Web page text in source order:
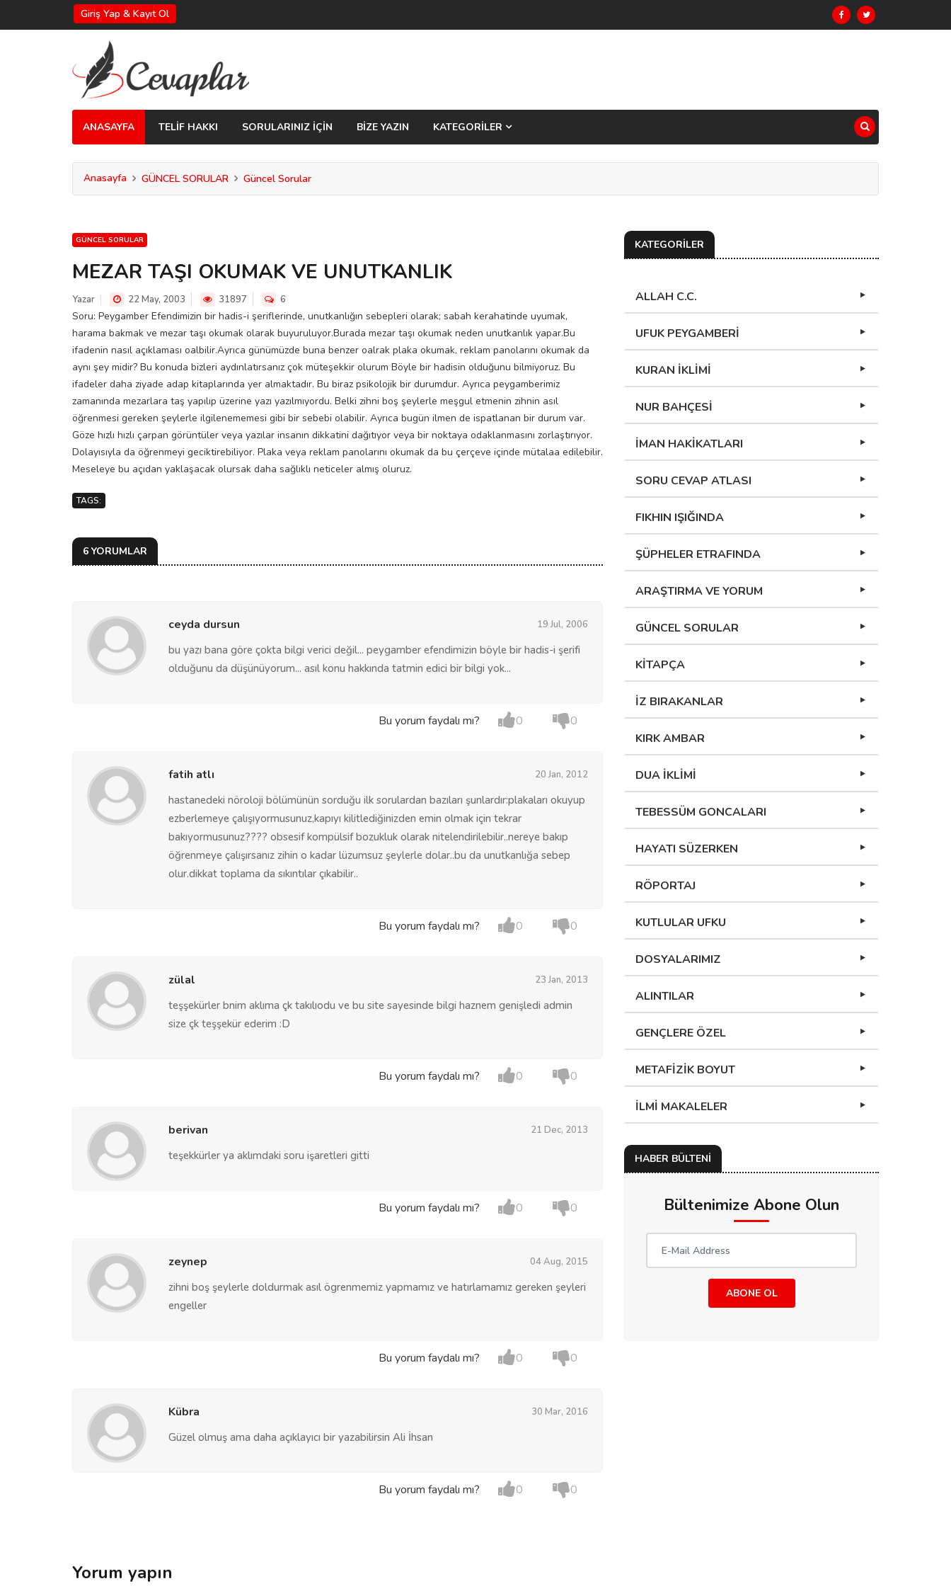
Giriş Yap & Kayıt Ol
ANASAYFA TELİF HAKKI SORULARINIZ İÇİN BİZE YAZIN KATEGORİLER
Anasayfa GÜNCEL SORULAR Güncel Sorular
GÜNCEL SORULAR
MEZAR TAŞI OKUMAK VE UNUTKANLIK
Yazar 22 May, 2003 31897 6
Soru: Peygamber Efendimizin bir hadis-i şeriflerinde, unutkanlığın sebepleri olarak; sabah kerahatinde uyumak,
harama bakmak ve mezar taşı okumak olarak buyuruluyor.Burada mezar taşı okumak neden unutkanlık yapar.Bu
ifadenin nasıl açıklaması oalbilir.Ayrıca günümüzde buna benzer oalrak plaka okumak, reklam panolarını okumak da
aynı şey midir? Bu konuda bizleri aydınlatırsanız çok müteşekkir olurum Böyle bir hadisin olduğunu bilmiyoruz. Bu
ifadeler daha ziyade adap kitaplarında yer almaktadır. Bu biraz psikolojik bir durumdur. Ayrıca peygamberimiz
zamanında mezarlara taş yapılıp üzerine yazı yazılmıyordu. Belki zihni boş şeylerle meşgul etmenin zihnin asıl
öğrenmesi gereken şeylerle ilgilenememesi gibi bir sebebi olabilir. Ayrıca bugün ilmen de ispatlanan bir durum var.
Göze hızlı hızlı çarpan görüntüler veya yazılar insanın dikkatini dağıtıyor veya bir noktaya odaklanmasını zorlaştırıyor.
Dolayısıyla da öğrenmeyi geciktirebiliyor. Plaka veya reklam panolarını okumak da bu çerçeve içinde mütalaa edilebilir.
Meseleye bu açıdan yaklaşacak olursak daha sağlıklı neticeler almış oluruz.
TAGS:
6 YORUMLAR
ceyda dursun 19 Jul, 2006
bu yazı bana göre çokta bilgi verici değil... peygamber efendimizin böyle bir hadis-i şerifi
olduğunu da düşünüyorum... asıl konu hakkında tatmin edici bir bilgi yok...
Bu yorum faydalı mı? 0 0
fatih atlı 20 Jan, 2012
hastanedeki nöroloji bölümünün sorduğu ilk sorulardan bazıları şunlardır:plakaları okuyup
ezberlemeye çalışıyormusunuz,kapıyı kilitlediğinizden emin olmak için tekrar
bakıyormusunuz???? obsesif kompülsif bozukluk olarak nitelendirilebilir..nereye bakıp
öğrenmeye çalışırsanız zihin o kadar lüzumsuz şeylerle dolar..bu da unutkanlığa sebep
olur.dikkat toplama da sıkıntılar çıkabilir..
Bu yorum faydalı mı? 0 0
zülal 23 Jan, 2013
teşşekürler bnim aklıma çk takılıodu ve bu site sayesinde bilgi haznem genişledi admin
size çk teşşekür ederim :D
Bu yorum faydalı mı? 0 0
berivan 21 Dec, 2013
teşekkürler ya aklımdaki soru işaretleri gitti
Bu yorum faydalı mı? 0 0
zeynep 04 Aug, 2015
zihni boş şeylerle doldurmak asıl ögrenmemiz yapmamız ve hatırlamamız gereken şeyleri
engeller
Bu yorum faydalı mı? 0 0
Kübra 30 Mar, 2016
Güzel olmuş ama daha açıklayıcı bir yazabilirsin Ali İhsan
Bu yorum faydalı mı? 0 0
Yorum yapın
KATEGORİLER
ALLAH C.C.
UFUK PEYGAMBERİ
KURAN İKLİMİ
NUR BAHÇESİ
İMAN HAKİKATLARI
SORU CEVAP ATLASI
FIKHIN IŞIĞINDA
ŞÜPHELER ETRAFINDA
ARAŞTIRMA VE YORUM
GÜNCEL SORULAR
KİTAPÇA
İZ BIRAKANLAR
KIRK AMBAR
DUA İKLİMİ
TEBESSÜM GONCALARI
HAYATI SÜZERKEN
RÖPORTAJ
KUTLULAR UFKU
DOSYALARIMIZ
ALINTILAR
GENÇLERE ÖZEL
METAFİZİK BOYUT
İLMİ MAKALELER
HABER BÜLTENİ
Bültenimize Abone Olun
ABONE OL